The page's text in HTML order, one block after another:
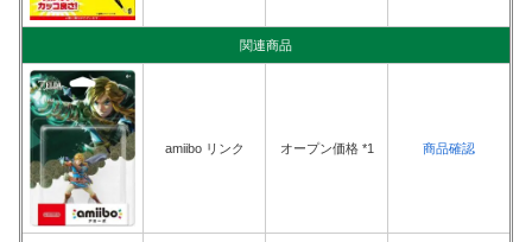
関連商品
amiibo リンク オープン価格 *1 商品確認